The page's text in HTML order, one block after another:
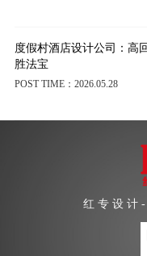
度假村酒店设计公司：高
胜法宝
POST TIME：2026.05.28
红专设计